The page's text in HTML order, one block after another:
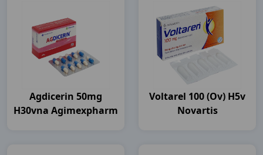
Agdicerin 50mg
H30vna Agimexpharm
Voltarel 100 (ov) H5v
Novartis